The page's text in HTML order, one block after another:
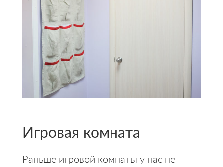
Игровая комната
Раньше игровой комнаты у нас не